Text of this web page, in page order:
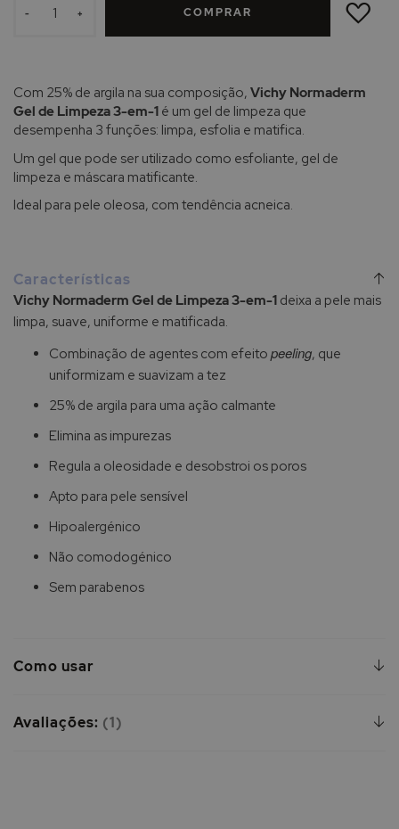
- + COMPRAR
LISTA
Com 25% de argila na sua composição, Vichy Normaderm
Gel de Limpeza 3-em-1 é um gel de limpeza que
desempenha 3 funções: limpa, esfolia e matifica.
Um gel que pode ser utilizado como esfoliante, gel de
limpeza e máscara matificante.
Ideal para pele oleosa, com tendência acneica.
Características
Vichy Normaderm Gel de Limpeza 3-em-1 deixa a pele mais
limpa, suave, uniforme e matificada.
Combinação de agentes com efeito peeling, que
uniformizam e suavizam a tez
25% de argila para uma ação calmante
Elimina as impurezas
Regula a oleosidade e desobstroi os poros
Apto para pele sensível
Hipoalergénico
Não comodogénico
Sem parabenos
Como usar
Avaliações: 1